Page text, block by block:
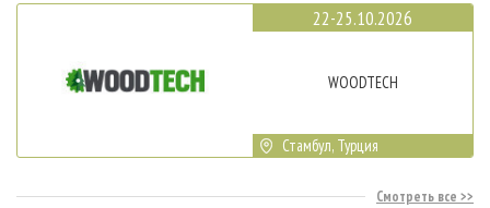
22-25.10.2026
WOODTECH
Стамбул, Турция
Смотреть все